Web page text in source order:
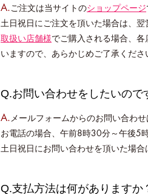
A.ご注文は当サイトのショップページ
土日祝日にご注文を頂いた場合は、翌
取扱い店舗様でご購入される場合、
いますので、あらかじめご了承くださ
Q.お問い合わせをしたいので
A. メールフォームからのお問い合わ
お電話の場合、午前8時30分～午後5
土日祝日にお問い合わせを頂いた場合
Q.支払方法は何がありますか